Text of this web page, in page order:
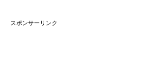
スポンサーリンク